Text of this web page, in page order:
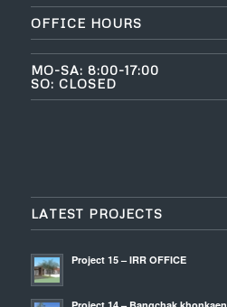
OFFICE HOURS
MO-SA: 8:00-17:00
SO: CLOSED
LATEST PROJECTS
Project 15 – IRR OFFICE